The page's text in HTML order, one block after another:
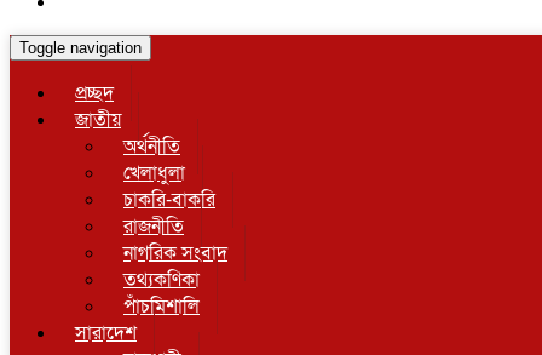
Toggle navigation
প্রচ্ছদ
জাতীয়
অর্থনীতি
খেলাধুলা
চাকরি-বাকরি
রাজনীতি
নাগরিক সংবাদ
তথ্যকণিকা
পাঁচমিশালি
সারাদেশ